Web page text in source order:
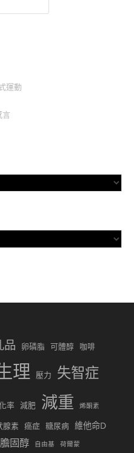
運動
言
品 卵磷脂 可體醇 咖啡
理 壓力 失智症
率 減肥 減重 烯酮素
腺素 癌症 糖尿病 維他命D
膽固醇 自由基 荷爾蒙